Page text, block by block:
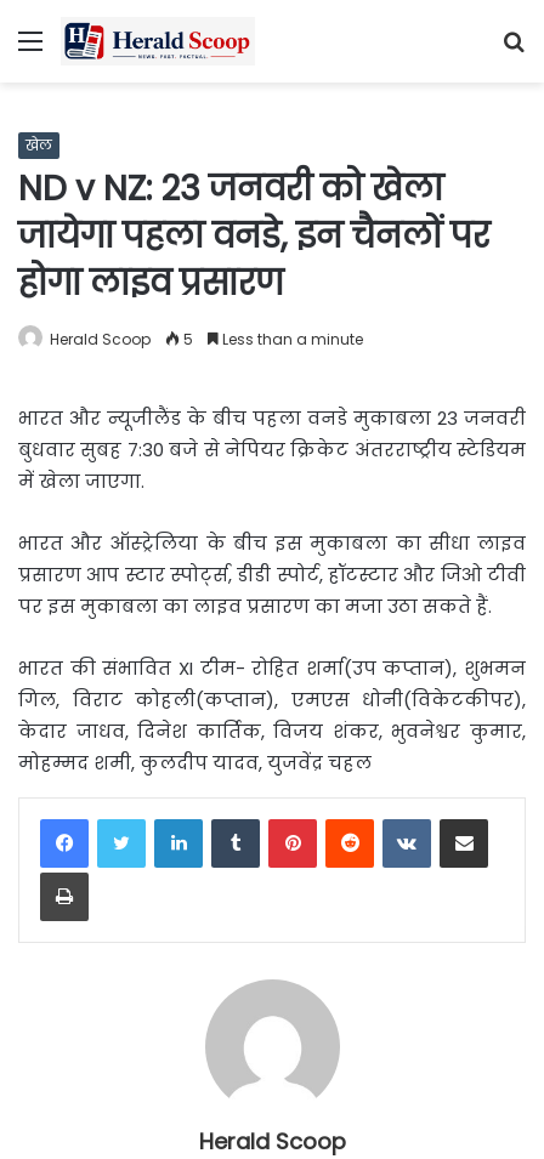
Menu
खेल
ND v NZ: 23 जनवरी को खेला
जायेगा पहला वनडे, इन चैनलों पर
होगा लाइव प्रसारण
Herald Scoop 5 Less than a minute
भारत और न्यूजीलैंड के बीच पहला वनडे मुकाबला 23 जनवरी
बुधवार सुबह 7:30 बजे से नेपियर क्रिकेट अंतरराष्ट्रीय स्टेडियम
में खेला जाएगा.
भारत और ऑस्ट्रेलिया के बीच इस मुकाबला का सीधा लाइव
प्रसारण आप स्टार स्पोर्ट्स, डीडी स्पोर्ट, हॉटस्टार और जिओ टीवी
पर इस मुकाबला का लाइव प्रसारण का मजा उठा सकते हैं.
भारत की संभावित XI टीम- रोहित शर्मा(उप कप्तान), शुभमन
गिल, विराट कोहली(कप्तान), एमएस धोनी(विकेटकीपर),
केदार जाधव, दिनेश कार्तिक, विजय शंकर, भुवनेश्वर कुमार,
मोहम्मद शमी, कुलदीप यादव, युजवेंद्र चहल
LinkedInTumblrPinterestReddit VKontakteShare via Email
Print
Herald Scoop